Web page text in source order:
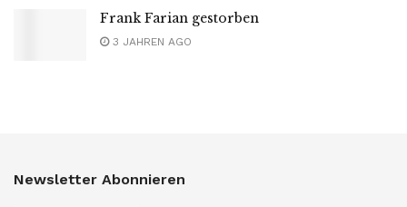
Frank Farian gestorben
3 JAHREN AGO
Newsletter Abonnieren